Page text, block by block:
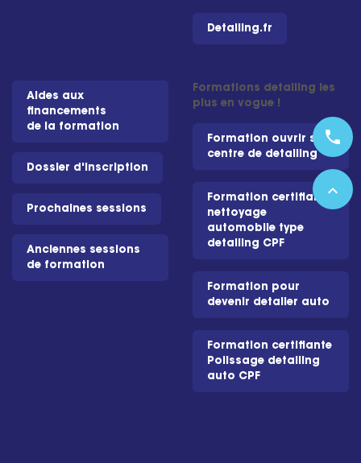
Detailing.fr
Aides aux
financements
de la formation
Dossier d'inscription
Prochaines sessions
Anciennes sessions
de formation
Formations detailing les
plus en vogue !
Formation ouvrir son
centre de detailing
Formation certifiante
nettoyage
automobile type
detailing CPF
Formation pour
devenir detailer auto
Formation certifiante
Polissage detailing
auto CPF
phone
expand_less